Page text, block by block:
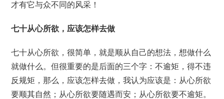
才有它与众不同的风采！
七十从心所欲，应该怎样去做
七十从心所欲，很简单，就是顺从自己的想法，想做什么
就做什么。但很重要的是后面的三个字：不逾矩，得不违
反规矩，那么，应该怎样去做，我认为应该是：从心所欲
要顺其自然；从心所欲要随遇而安；从心所欲要不逾矩。